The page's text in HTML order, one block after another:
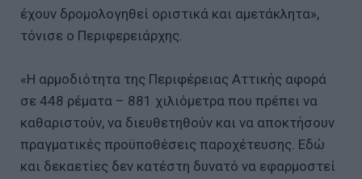
έχουν δρομολογηθεί οριστικά και αμετάκλητα»,
τόνισε ο Περιφερειάρχης.
«Η αρμοδιότητα της Περιφέρειας Αττικής αφορά
σε 448 ρέματα – 881 χιλιόμετρα που πρέπει να
καθαριστούν, να διευθετηθούν και να αποκτήσουν
πραγματικές προϋποθέσεις παροχέτευσης. Εδώ
και δεκαετίες δεν κατέστη δυνατό να εφαρμοστεί